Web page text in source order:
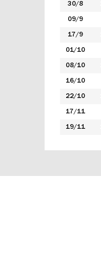
30/8
09/9
17/9
01/10
08/10
16/10
22/10
17/11
19/11